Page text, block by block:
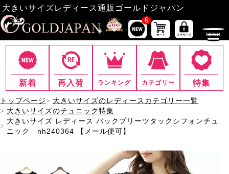
大きいサイズレディース通販ゴールドジャパン
6
新着 再入荷 ランキング カテゴリー 特集
トップページ
大きいサイズのレディースカテゴリー一覧
大きいサイズのチュニック特集
大きいサイズ レディース バックプリーツタックシフォンチュ
ニック nh240364 【メール便可】